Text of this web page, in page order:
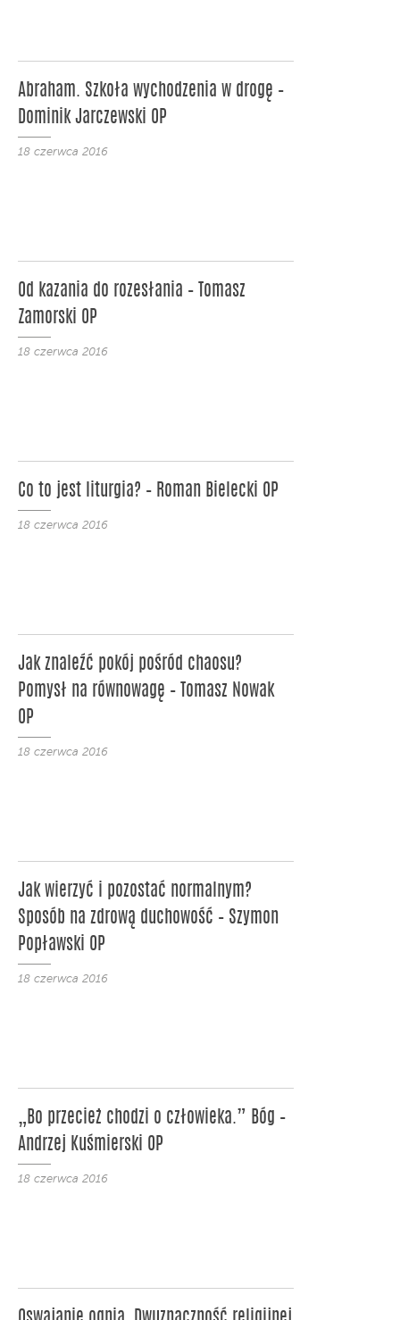
Abraham. Szkoła wychodzenia w drogę –
Dominik Jarczewski OP
18 czerwca 2016
Od kazania do rozesłania – Tomasz
Zamorski OP
18 czerwca 2016
Co to jest liturgia? – Roman Bielecki OP
18 czerwca 2016
Jak znaleźć pokój pośród chaosu?
Pomysł na równowagę – Tomasz Nowak
OP
18 czerwca 2016
Jak wierzyć i pozostać normalnym?
Sposób na zdrową duchowość – Szymon
Popławski OP
18 czerwca 2016
„Bo przecież chodzi o człowieka.” Bóg –
Andrzej Kuśmierski OP
18 czerwca 2016